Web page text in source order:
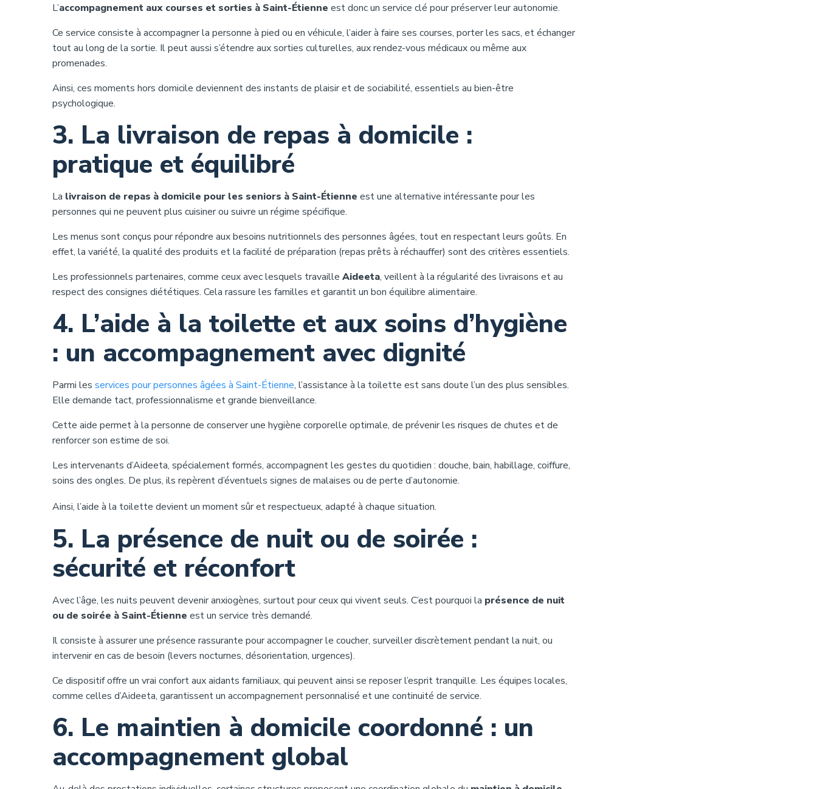
L’accompagnement aux courses et sorties à Saint-Étienne est donc un service clé pour préserver leur autonomie.
Ce service consiste à accompagner la personne à pied ou en véhicule, l’aider à faire ses courses, porter les sacs, et échanger
tout au long de la sortie. Il peut aussi s’étendre aux sorties culturelles, aux rendez-vous médicaux ou même aux
promenades.
Ainsi, ces moments hors domicile deviennent des instants de plaisir et de sociabilité, essentiels au bien-être
psychologique.
3. La livraison de repas à domicile :
pratique et équilibré
La livraison de repas à domicile pour les seniors à Saint-Étienne est une alternative intéressante pour les
personnes qui ne peuvent plus cuisiner ou suivre un régime spécifique.
Les menus sont conçus pour répondre aux besoins nutritionnels des personnes âgées, tout en respectant leurs goûts. En
effet, la variété, la qualité des produits et la facilité de préparation (repas prêts à réchauffer) sont des critères essentiels.
Les professionnels partenaires, comme ceux avec lesquels travaille Aideeta, veillent à la régularité des livraisons et au
respect des consignes diététiques. Cela rassure les familles et garantit un bon équilibre alimentaire.
4. L’aide à la toilette et aux soins d’hygiène
: un accompagnement avec dignité
Parmi les services pour personnes âgées à Saint-Étienne, l’assistance à la toilette est sans doute l’un des plus sensibles.
Elle demande tact, professionnalisme et grande bienveillance.
Cette aide permet à la personne de conserver une hygiène corporelle optimale, de prévenir les risques de chutes et de
renforcer son estime de soi.
Les intervenants d’Aideeta, spécialement formés, accompagnent les gestes du quotidien : douche, bain, habillage, coiffure,
soins des ongles. De plus, ils repèrent d’éventuels signes de malaises ou de perte d’autonomie.
Ainsi, l’aide à la toilette devient un moment sûr et respectueux, adapté à chaque situation.
5. La présence de nuit ou de soirée :
sécurité et réconfort
Avec l’âge, les nuits peuvent devenir anxiogènes, surtout pour ceux qui vivent seuls. C’est pourquoi la présence de nuit
ou de soirée à Saint-Étienne est un service très demandé.
Il consiste à assurer une présence rassurante pour accompagner le coucher, surveiller discrètement pendant la nuit, ou
intervenir en cas de besoin (levers nocturnes, désorientation, urgences).
Ce dispositif offre un vrai confort aux aidants familiaux, qui peuvent ainsi se reposer l’esprit tranquille. Les équipes locales,
comme celles d’Aideeta, garantissent un accompagnement personnalisé et une continuité de service.
6. Le maintien à domicile coordonné : un
accompagnement global